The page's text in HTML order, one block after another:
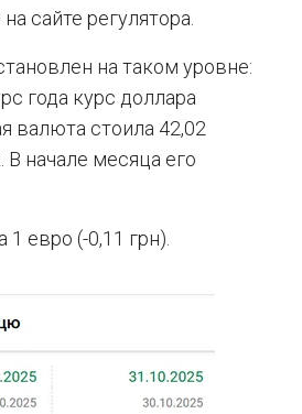
сайте регулятора.
на таком уровне:
года курс доллара
валюта стоила 42,02
начале месяца его
евро (-0,11 грн).